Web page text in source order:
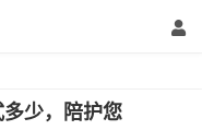
少，陪护您